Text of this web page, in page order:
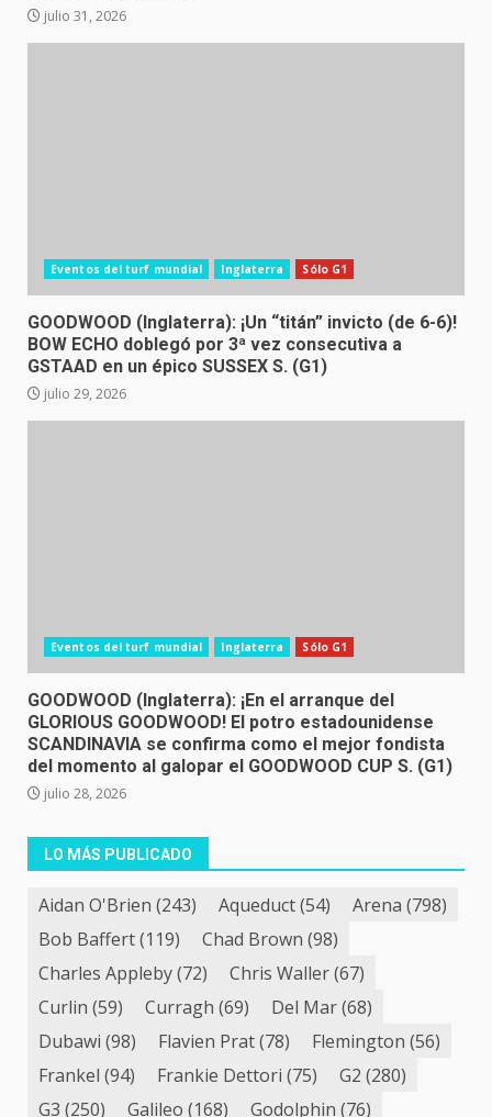
julio 31, 2026
Eventos del turf mundial Inglaterra Sólo G1
GOODWOOD (Inglaterra): ¡Un “titán” invicto (de 6-6)!
BOW ECHO doblegó por 3ª vez consecutiva a
GSTAAD en un épico SUSSEX S. (G1)
julio 29, 2026
Eventos del turf mundial Inglaterra Sólo G1
GOODWOOD (Inglaterra): ¡En el arranque del
GLORIOUS GOODWOOD! El potro estadounidense
SCANDINAVIA se confirma como el mejor fondista
del momento al galopar el GOODWOOD CUP S. (G1)
julio 28, 2026
LO MÁS PUBLICADO
Aidan O'Brien (243) Aqueduct(54) Arena (798)
Bob Baffert(119) Chad Brown (98)
Charles Appleby(72) Chris Waller(67)
Curlin (59) Curragh (69) Del Mar(68)
Dubawi (98) Flavien Prat(78) Flemington (56)
Frankel (94) Frankie Dettori (75) G2 (280)
G3 (250) Galileo (168) Godolphin (76)